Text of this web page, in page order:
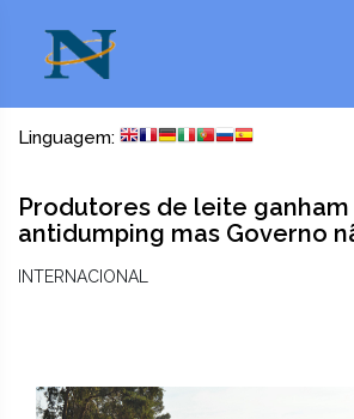
Linguagem:
Produtores de leite
antidumping mas Governo
INTERNACIONAL